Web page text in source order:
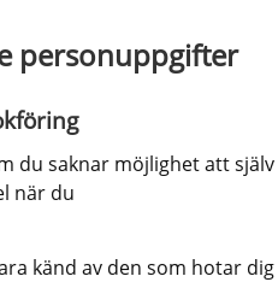
personuppgifter
du saknar möjlighet att
när du
känd av den som hotar dig